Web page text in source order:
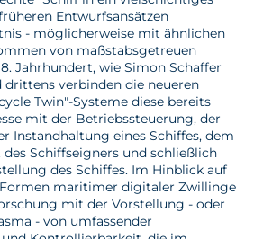
Entwurfsansätzen
- möglicherweise mit ähnlichen
von maßstabsgetreuen
Jahrhundert, wie Simon Schaffer
drittens verbinden die neueren
Twin"-Systeme diese bereits
mit der Betriebssteuerung, der
Instandhaltung eines Schiffes, dem
Schiffseigners und schließlich
des Schiffes. Im Hinblick auf
Formen maritimer digitaler Zwillinge
mit der Vorstellung - oder
- von umfassender